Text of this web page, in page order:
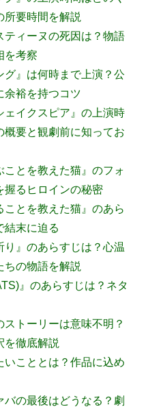
所要時間を解説
ティーヌの死因は？物語
を考察
グ』は何時まで上演？公
余裕を持つコツ
ェイクスピア』の上演時
概要と観劇前に知ってお
とを教えた猫』のフォ
握るヒロインの秘密
とを教えた猫』のあら
結末に迫る
り』のあらすじは？心温
ちの物語を解説
』のあらすじは？ネタ
トーリーは意味不明？
を徹底解説
いこととは？作品に込め
バの最後はどうなる？劇